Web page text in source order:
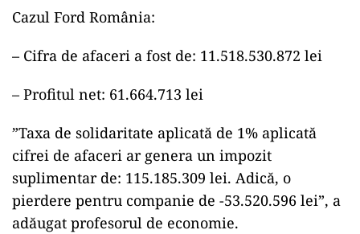
Cazul Ford România:
– Cifra de afaceri a fost de: 11.518.530.872 lei
– Profitul net: 61.664.713 lei
”Taxa de solidaritate aplicată de 1% aplicată
cifrei de afaceri ar genera un impozit
suplimentar de: 115.185.309 lei. Adică, o
pierdere pentru companie de -53.520.596 lei”, a
adăugat profesorul de economie.